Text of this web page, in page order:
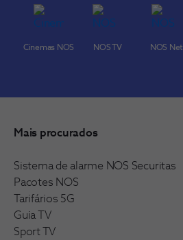
Cinemas NOS NOS TV NOS Net
Mais procurados
Sistema de alarme NOS Securitas
Pacotes NOS
Tarifários 5G
Guia TV
Sport TV